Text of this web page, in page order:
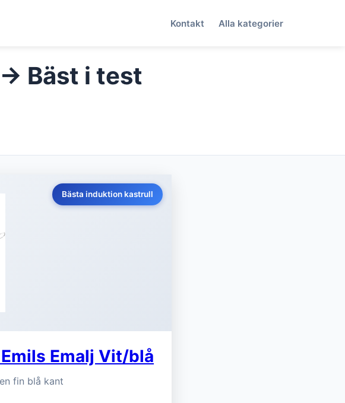
Kontakt Alla kategorier
Bäst i test
Bästa induktion kastrull
Emalj Vit/blå
fin blå kant